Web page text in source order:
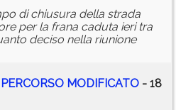
di chiusura della strada
per la frana caduta ieri tra
deciso nella riunione
MODIFICATO - 18